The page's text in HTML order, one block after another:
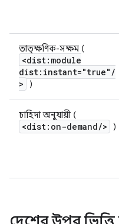
তাত্ক্ষণিক-সক্ষম (
<dist:module
dist:instant="true" /
>
)
চাহিদা অনুযায়ী (
<dist:on-demand/> )